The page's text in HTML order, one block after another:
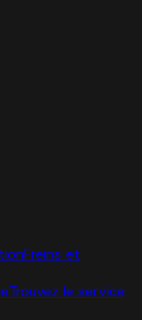
Freins et
Trouvez le service